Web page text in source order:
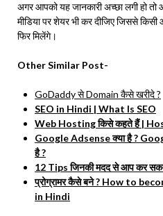
अगर आपको यह जानकारी अच्छा लगी हो
मीडिया पर शेयर भी कर दीजिए जिससे
फिर मिलेंगे।
Other Similar Post-
GoDaddy से Domain कैसे खरीदे ?
SEO in Hindi | What Is SEO
Web Hosting किसे कहते हैं |
Google Adsense क्या है ?
है ?
12 Tips जिनकी मदद से आप कर
प्रोग्रामर कैसे बने ? How to
in Hindi